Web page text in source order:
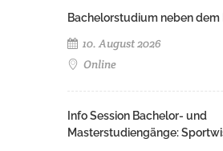
Bachelorstudium neben dem
10. August 2026
Online
Info Session Bachelor- und
Masterstudiengänge: